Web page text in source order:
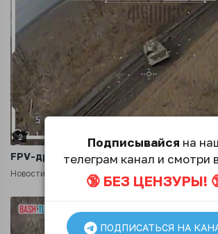
2
FPV-дроны добивают брошенные
Новости 2 года назад
Подписывайся на
телеграм канал и смотри
🔞 БЕЗ ЦЕНЗУРЫ!
ПОДПИСАТЬСЯ НА